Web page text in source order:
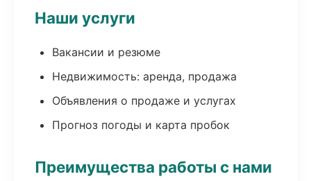
Наши услуги
Вакансии и резюме
Недвижимость: аренда, продажа
Объявления о продаже и услугах
Прогноз погоды и карта пробок
Преимущества работы с нами